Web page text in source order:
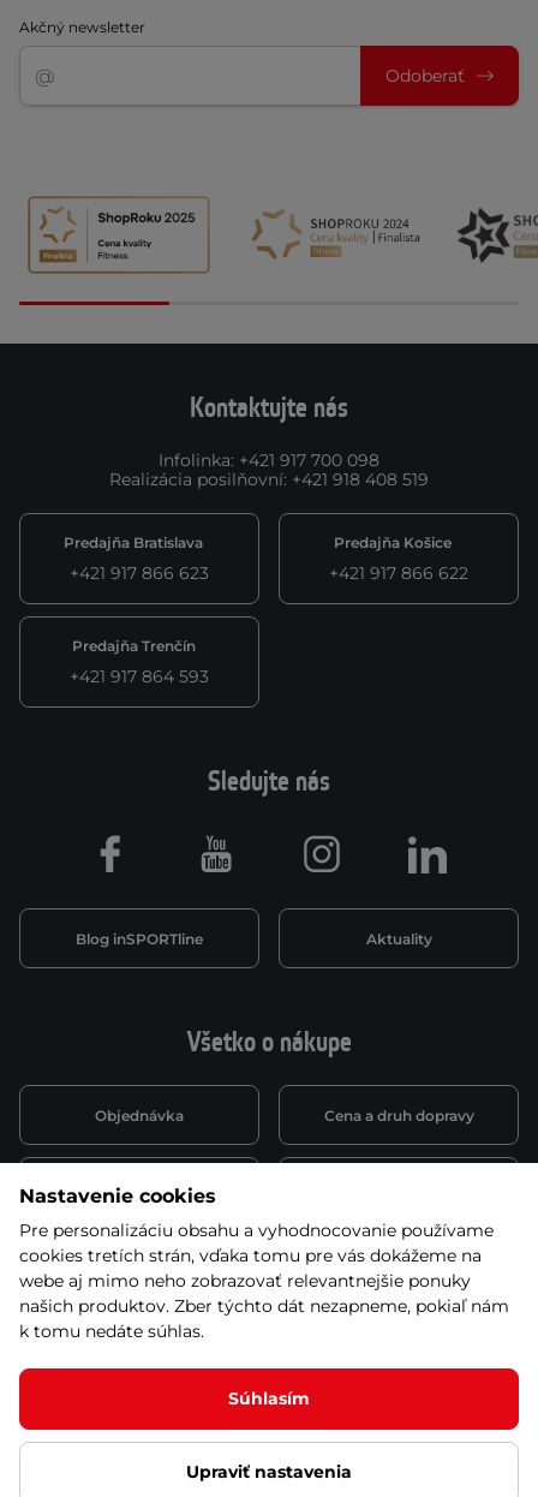
Akčný newsletter
Odoberať
Kontaktujte nás
Infolinka: +421 917 700 098
Realizácia posilňovní: +421 918 408 519
Predajňa Bratislava
+421 917 866 623
Predajňa Košice
+421 917 866 622
Predajňa Trenčín
+421 917 864 593
Všetko o nákupe
Objednávka Cena a druh dopravy
Spôsob platby
Montáž a servis Reklamácie a záruka
Kariéra
Sledujte nás
Blog inSPORTline Aktuality
Facebook Youtube Instagram LinkedIn
© 2026 Stores inSPORTline SK, s.r.o. Všetky práva vyhradené
Nastavenie cookies
Pre personalizáciu obsahu a vyhodnocovanie používame
cookies tretích strán, vďaka tomu pre vás dokážeme na
webe aj mimo neho zobrazovať relevantnejšie ponuky
našich produktov. Zber týchto dát nezapneme, pokiaľ nám
k tomu nedáte súhlas.
Súhlasím
Upraviť nastavenia